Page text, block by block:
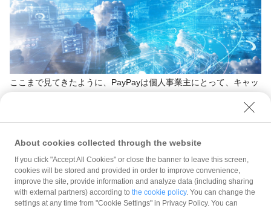
ここまで見てきたように、PayPayは個人事業主にとって、キャッ
初期費用はゼロで、スマートフォン一台あれば十分です。
決済手数料というコストはかかりますが、それを補って余りある
リターンが期待できるはずです。もし導入を迷っているのであれ
About cookies collected through the website
If you click "Accept All Cookies" or close the banner to leave this screen,
cookies will be stored and provided in order to improve convenience,
improve the site, provide information and analyze data (including sharing
with external partners) according to the cookie policy. You can change the
settings at any time from "Cookie Settings" in Privacy Policy. You can